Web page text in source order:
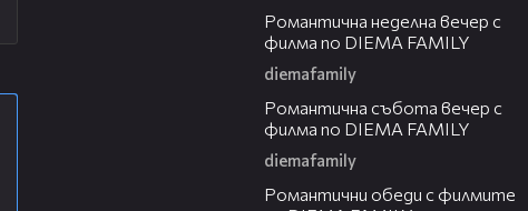
Романтичнa неделна вечер с
филма по DIEMA FAMILY
diemafamily
Романтичнa събота вечер с
филма по DIEMA FAMILY
diemafamily
Романтични обеди с филмите